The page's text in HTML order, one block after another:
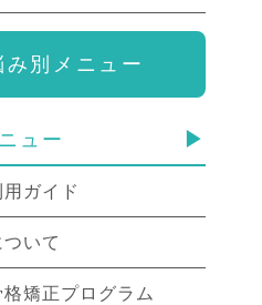
み別メニュー
ュー
ガイド
いて
格矯正プログラム